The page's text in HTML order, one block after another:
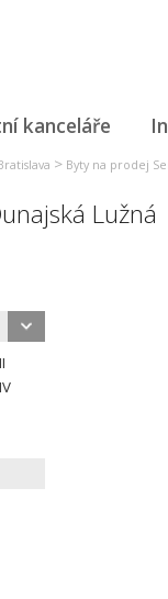
kanceláře
> Byty na prodej
Lužná